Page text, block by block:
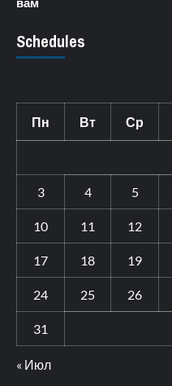
Schedules
Пн Вт Ср
3 4 5
10 11 12
17 18 19
24 25 26
31
« Июл